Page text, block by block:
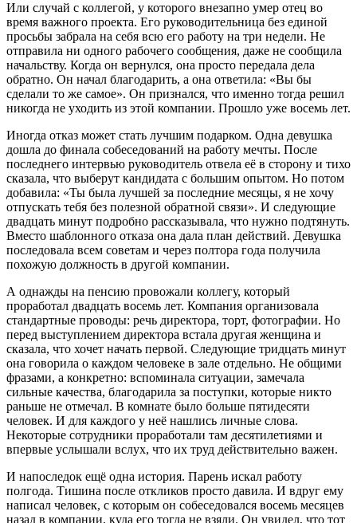
Или случай с коллегой, у которого внезапно умер отец во
время важного проекта. Его руководительница без единой
просьбы забрала на себя всю его работу на три недели. Не
отправила ни одного рабочего сообщения, даже не сообщила
начальству. Когда он вернулся, она просто передала дела
обратно. Он начал благодарить, а она ответила: «Вы бы
сделали то же самое». Он признался, что именно тогда решил
никогда не уходить из этой компании. Прошло уже восемь лет.
Иногда отказ может стать лучшим подарком. Одна девушка
дошла до финала собеседований на работу мечты. После
последнего интервью руководитель отвела её в сторону и тихо
сказала, что выберут кандидата с большим опытом. Но потом
добавила: «Ты была лучшей за последние месяцы, я не хочу
отпускать тебя без полезной обратной связи». И следующие
двадцать минут подробно рассказывала, что нужно подтянуть.
Вместо шаблонного отказа она дала план действий. Девушка
последовала всем советам и через полтора года получила
похожую должность в другой компании.
А однажды на пенсию провожали коллегу, который
проработал двадцать восемь лет. Компания организовала
стандартные проводы: речь директора, торт, фотографии. Но
перед выступлением директора встала другая женщина и
сказала, что хочет начать первой. Следующие тридцать минут
она говорила о каждом человеке в зале отдельно. Не общими
фразами, а конкретно: вспоминала ситуации, замечала
сильные качества, благодарила за поступки, которые никто
раньше не отмечал. В комнате было больше пятидесяти
человек. И для каждого у неё нашлись личные слова.
Некоторые сотрудники проработали там десятилетиями и
впервые услышали вслух, что их труд действительно важен.
И напоследок ещё одна история. Парень искал работу
полгода. Тишина после откликов просто давила. И вдруг ему
написал человек, с которым он собеседовался восемь месяцев
назад в компании, куда его тогда не взяли. Он увидел, что тот